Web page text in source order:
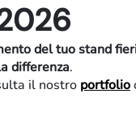
Residenziale
del tuo stand
differenza.
il nostro portfolio